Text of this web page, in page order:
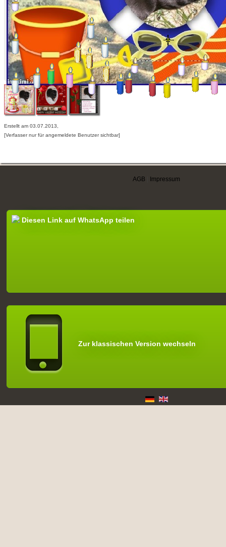
Erstellt am 03.07.2013,
[Verfasser nur für angemeldete Benutzer sichtbar]
AGB Impressum
Diesen Link auf WhatsApp teilen
Zur klassischen Version wechseln